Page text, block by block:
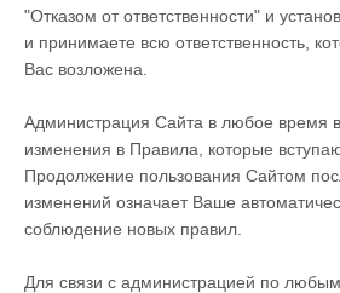
"Отказом от ответственности" и
и принимаете всю ответственность,
Вас возложена.
Администрация Сайта в любое время
изменения в Правила, которые
Продолжение пользования Сайтом
изменений означает Ваше
соблюдение новых правил.
Для связи с администрацией по